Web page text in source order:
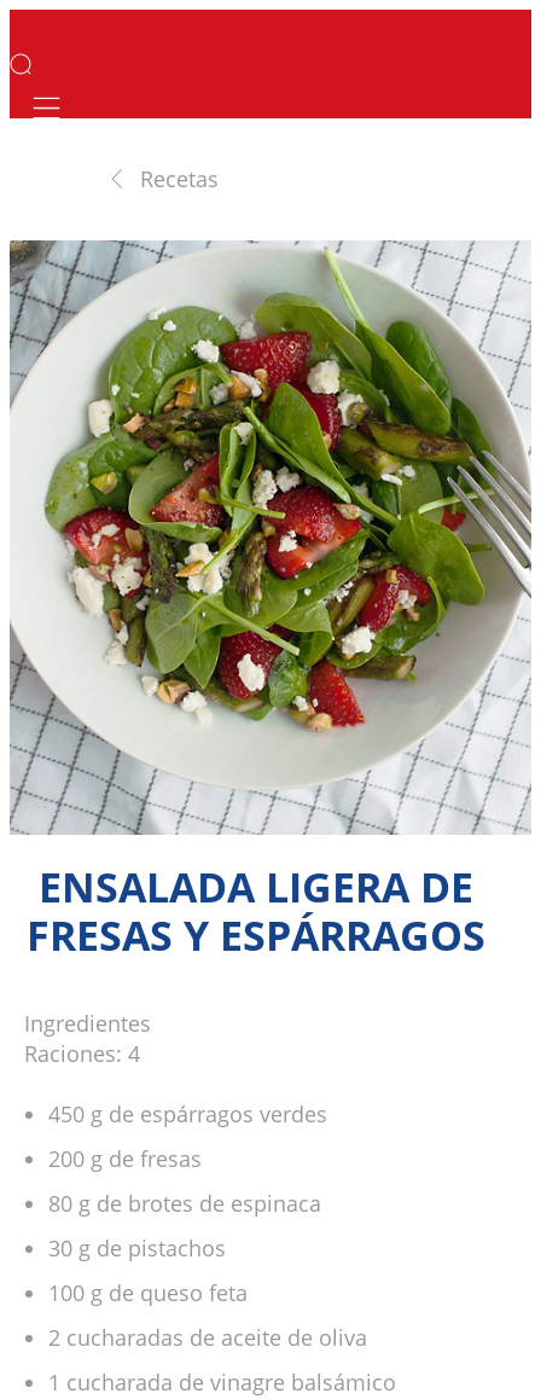
Mobile navigation
Recetas
ENSALADA LIGERA DE
FRESAS Y ESPÁRRAGOS
Ingredientes
Raciones: 4
450 g de espárragos verdes
200 g de fresas
80 g de brotes de espinaca
30 g de pistachos
100 g de queso feta
2 cucharadas de aceite de oliva
1 cucharada de vinagre balsámico